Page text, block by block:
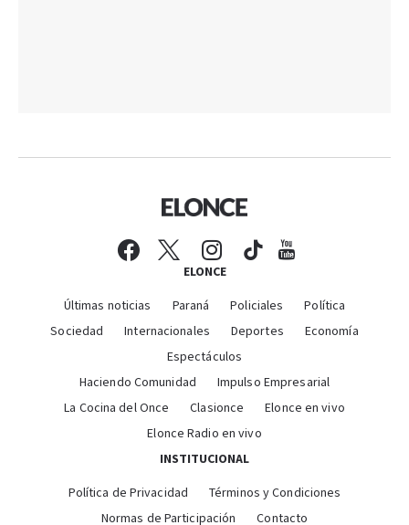
ELONCE
Últimas noticias Paraná Policiales
Política
Sociedad
Internacionales Deportes
Economía
Espectáculos
Haciendo Comunidad
Impulso Empresarial
La Cocina del Once
Clasionce
Elonce en vivo
Elonce Radio en vivo
INSTITUCIONAL
Política de Privacidad
Términos y Condiciones
Normas de Participación
Contacto